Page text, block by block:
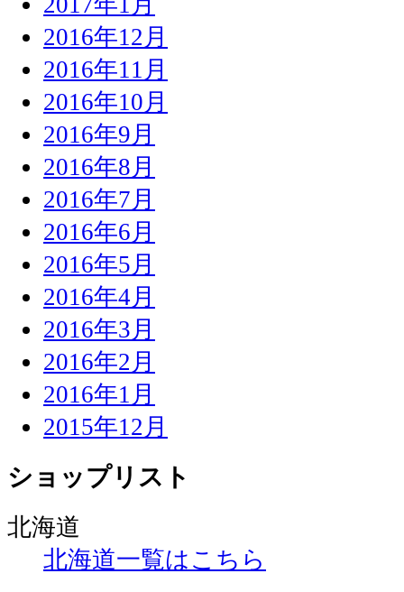
2016年12月
2016年11月
2016年10月
2016年9月
2016年8月
2016年7月
2016年6月
2016年5月
2016年4月
2016年3月
2016年2月
2016年1月
2015年12月
ショップリスト
北海道
北海道一覧はこちら